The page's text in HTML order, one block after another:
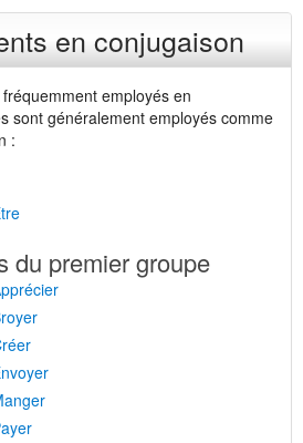
en conjugaison
employés en
sont généralement employés comme
:
du premier groupe